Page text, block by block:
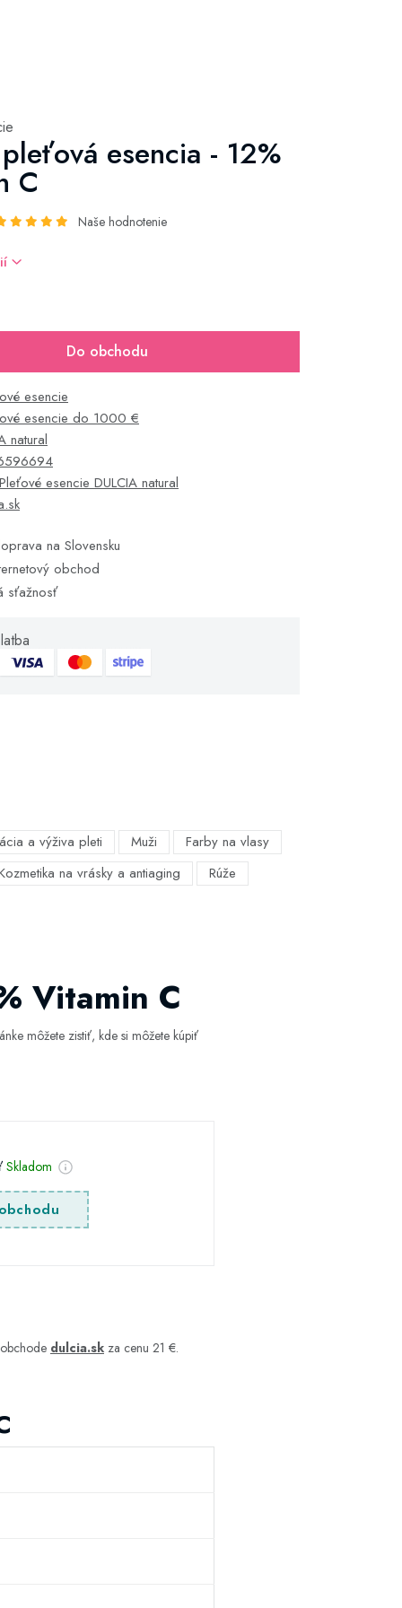
esencia - 12%
C
Naše hodnotenie
Do obchodu
esencie
esencie do 1000 €
natural
Pleťové esencie DULCIA natural
na Slovensku
obchod
sťažnosť
a výživa pleti Muži
Farby na vlasy
na vrásky a antiaging
Rúže
Vitamin C
môžete zistiť, kde si môžete kúpiť
Skladom
dulcia.sk za cenu 21 €.